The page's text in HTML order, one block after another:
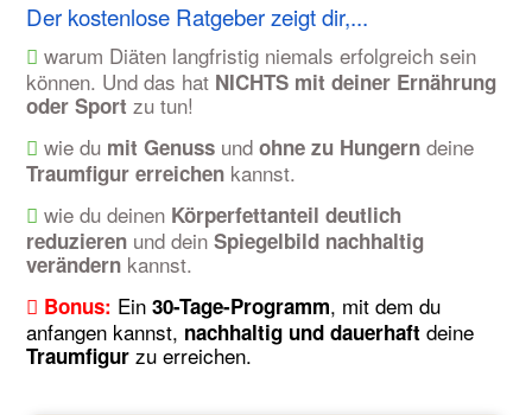
Der kostenlose Ratgeber zeigt dir,...
warum Diäten langfristig niemals erfolgreich sein
können. Und das hat NICHTS mit deiner Ernährung
oder Sport zu tun!
wie du mitGenuss und ohne zu Hungern deine
Traumfigur erreichen kannst.
wie du deinen Körperfettanteil deutlich
reduzieren und deinSpiegelbild nachhaltig
verändern kannst.
Bonus: Ein30-Tage-Programm, mit dem du
anfangen kannst, nachhaltig und dauerhaft deine
Traumfigurzu erreichen.